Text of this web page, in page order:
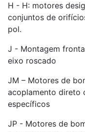
H - H: motores
conjuntos de
pol.
J - Montagem
eixo roscado
JM – Motores de
acoplamento direto
específicos
JP - Motores de